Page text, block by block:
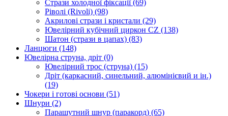
Стрази холодної фіксації(69)
Ріволі (Rivoli) (98)
Акрилові стрази і кристали (29)
Ювелірний кубічний циркон CZ (138)
Шатон (стрази в цапах) (83)
Ланцюги (148)
Ювелірна струна, дріт (0)
Ювелірний трос (струна) (15)
Дріт (каркасний, синельний, алюмінієвий и ін.)
(19)
Чокери і готові основи (51)
Шнури (2)
Парашутний шнур (паракорд) (65)